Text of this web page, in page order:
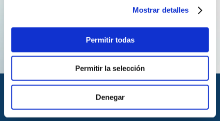
Mostrar detalles
Permitir todas
Permitir la selección
Denegar